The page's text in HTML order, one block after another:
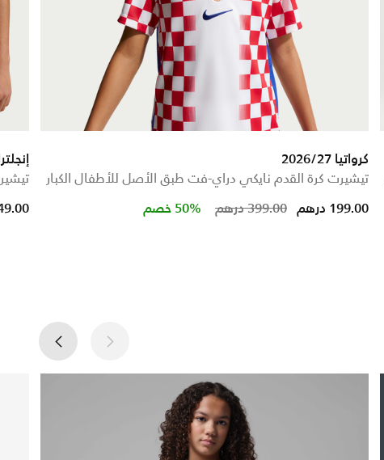
كرواتيا 2026/27
تيشيرت كرة القدم نايكي دراي-فت طبق الأصل للأطفال الكبار
Price reduced from
399.00 درهم to 199.00 درهم 50% خصم
إنجلترا 2026 ماتش
349.00